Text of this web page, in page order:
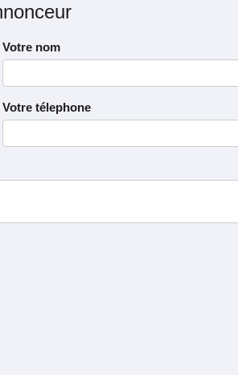
Votre nom
Votre télephone